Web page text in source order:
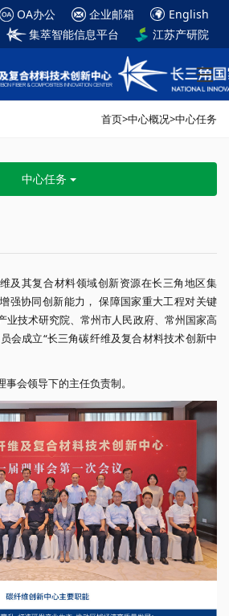
English
企业邮箱
OA办公
江苏产研院
集萃智能信息平台
首页>中心概况>中心任务
中心任务
及其复合材料领域创新资源在长三角地区集
强协同创新能力， 保障国家重大工程对关键
业技术研究院、常州市人民政府、常州国家高
会成立“长三角碳纤维及复合材料技术创新中
会领导下的主任负责制。